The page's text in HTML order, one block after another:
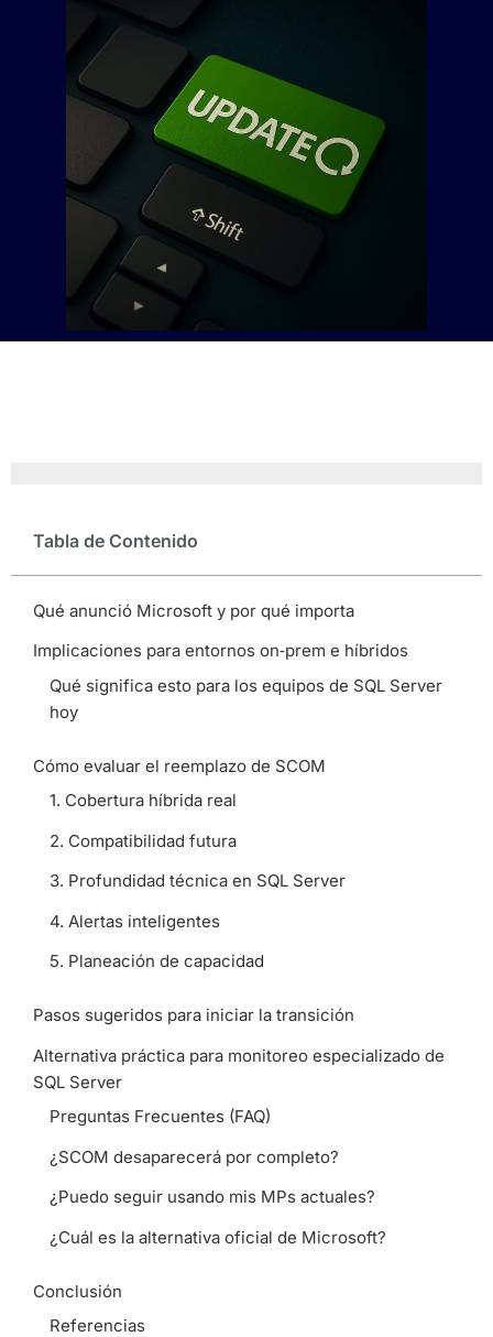
Tabla de Contenido
Qué anunció Microsoft y por qué importa
Implicaciones para entornos on‑prem e híbridos
Qué significa esto para los equipos de SQL Server
hoy
Cómo evaluar el reemplazo de SCOM
1. Cobertura híbrida real
2. Compatibilidad futura
3. Profundidad técnica en SQL Server
4. Alertas inteligentes
5. Planeación de capacidad
Pasos sugeridos para iniciar la transición
Alternativa práctica para monitoreo especializado de
SQL Server
Preguntas Frecuentes (FAQ)
¿SCOM desaparecerá por completo?
¿Puedo seguir usando mis MPs actuales?
¿Cuál es la alternativa oficial de Microsoft?
Conclusión
Referencias